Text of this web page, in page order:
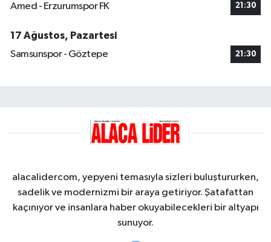
Amed - Erzurumspor FK 21:30
17 Ağustos, Pazartesi
Samsunspor - Göztepe
21:30
alacalidercom, yepyeni temasıyla sizleri buluştururken,
sadelik ve modernizmi bir araya getiriyor. Şatafattan
kaçınıyor ve insanlara haber okuyabilecekleri bir altyapı
sunuyor.